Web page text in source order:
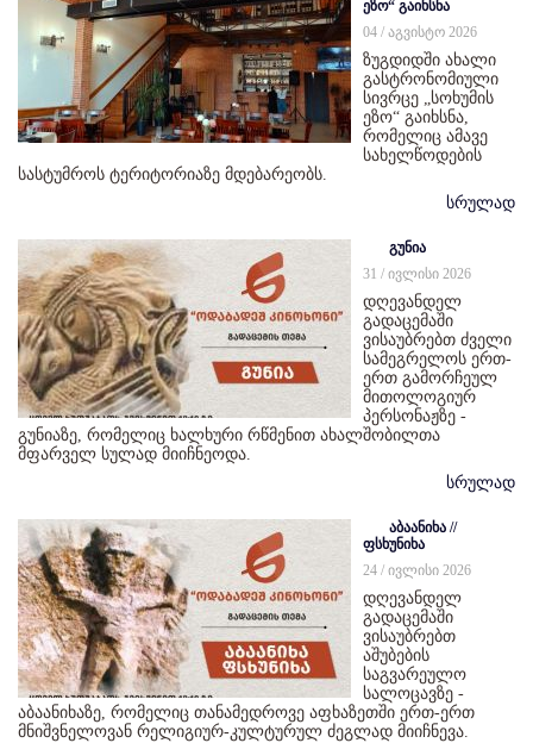
ეზო“ გაიხსნა
04 / აგვისტო 2026
ზუგდიდში ახალი
გასტრონომიული
სივრცე „სოხუმის
ეზო“ გაიხსნა,
რომელიც ამავე
სახელწოდების
სასტუმროს ტერიტორიაზე მდებარეობს.
სრულად
გუნია
31 / ივლისი 2026
დღევანდელ
გადაცემაში
ვისაუბრებთ ძველი
სამეგრელოს ერთ-
ერთ გამორჩეულ
მითოლოგიურ
პერსონაჟზე -
გუნიაზე, რომელიც ხალხური რწმენით ახალშობილთა
მფარველ სულად მიიჩნეოდა.
სრულად
აბაანიხა //
ფსხუნიხა
24 / ივლისი 2026
დღევანდელ
გადაცემაში
ვისაუბრებთ
აშუბების
საგვარეულო
სალოცავზე -
აბაანიხაზე, რომელიც თანამედროვე აფხაზეთში ერთ-ერთ
მნიშვნელოვან რელიგიურ-კულტურულ ძეგლად მიიჩნევა.